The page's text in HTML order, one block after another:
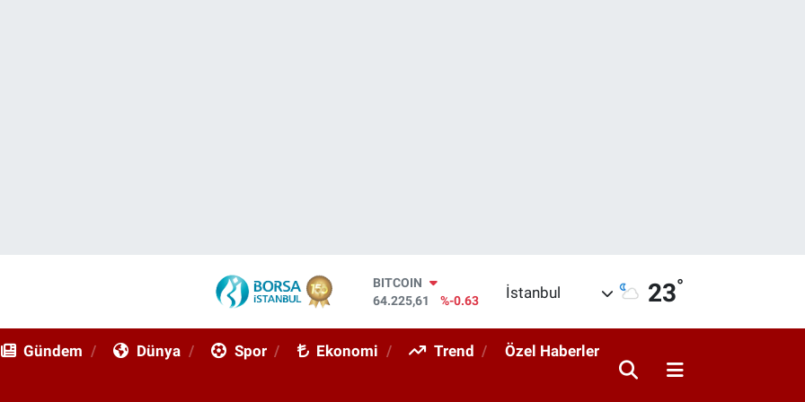
DOLAR
47,7143
%0.16
STERLİN
İstanbul 23°
Gündem Dünya Spor Ekonomi Trend Özel Haberler